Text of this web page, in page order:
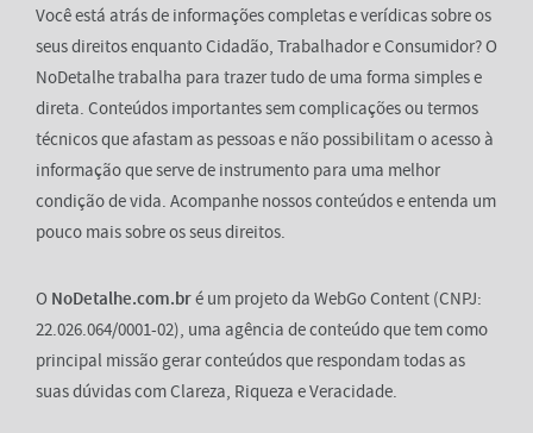
Você está atrás de informações completas e verídicas sobre os
seus direitos enquanto Cidadão, Trabalhador e Consumidor? O
NoDetalhe trabalha para trazer tudo de uma forma simples e
direta. Conteúdos importantes sem complicações ou termos
técnicos que afastam as pessoas e não possibilitam o acesso à
informação que serve de instrumento para uma melhor
condição de vida. Acompanhe nossos conteúdos e entenda um
pouco mais sobre os seus direitos.
O NoDetalhe.com.bré um projeto da WebGo Content (CNPJ:
22.026.064/0001-02), uma agência de conteúdo que tem como
principal missão gerar conteúdos que respondam todas as
suas dúvidas com Clareza, Riqueza e Veracidade.